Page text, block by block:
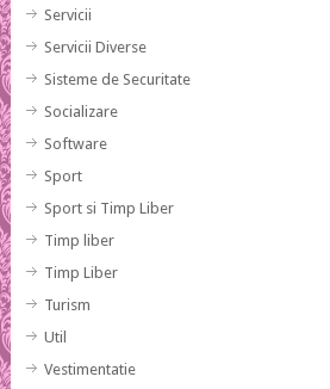
Servicii
Servicii Diverse
Sisteme de Securitate
Socializare
Software
Sport
Sport si Timp Liber
Timp liber
Timp Liber
Turism
Util
Vestimentatie